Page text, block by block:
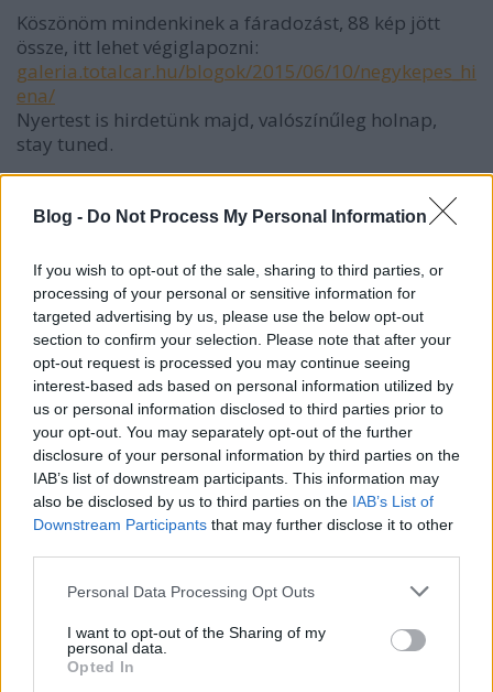
Blog - Do Not Process My Personal Information
If you wish to opt-out of the sale, sharing to third parties, or
processing of your personal or sensitive information for
targeted advertising by us, please use the below opt-out
section to confirm your selection. Please note that after your
opt-out request is processed you may continue seeing
interest-based ads based on personal information utilized by
us or personal information disclosed to third parties prior to
your opt-out. You may separately opt-out of the further
disclosure of your personal information by third parties on the
IAB’s list of downstream participants. This information may
also be disclosed by us to third parties on the IAB’s List of
Downstream Participants that may further disclose it to other
Please note that this website/app uses one or more Google
not limited to your visit or usage behaviour. You may click to
grant or deny consent to Google and its third-party tags to
use your data for below specified purposes in below Google
Personal Data Processing Opt Outs
I want to opt-out of the Sharing of my
personal data.
Opted In
Köszönöm mindenkinek a fáradozást, 88 kép jött
össze, itt lehet végiglapozni:
galeria.totalcar.hu/blogok/2015/06/10/negykepes_hi
ena/
Nyertest is hirdetünk majd, valószínűleg holnap,
stay tuned.
TaaT
@protézisesh: Ezt már én is írni akartam, még hogy
régen nem voltak egyformák az autók.
Shadowbull
11 éve
@ps3peter: na, meselj.
most kezdenek beesni 20e ala, az en fantaziamat is
piszkalja.
Az asszonynak mindenesetre megpenditettem hogy
talan kene egy masik auto :)